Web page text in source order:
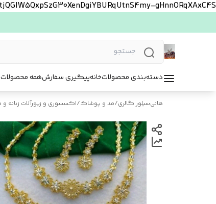
gHnnORqXAxC4S
دسته‌بندی محصولاتخانهپیگیری سفارشهمه محصولات
هانی‌سیلور گالری/مد و پوشاک/اکسسوری و زیورآلات زنانه و